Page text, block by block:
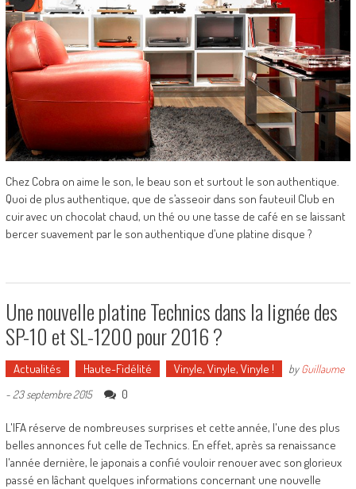
Chez Cobra on aime le son, le beau son et surtout le son authentique.
Quoi de plus authentique, que de s’asseoir dans son fauteuil Club en
cuir avec un chocolat chaud, un thé ou une tasse de café en se laissant
bercer suavement par le son authentique d’une platine disque ?
Une nouvelle platine Technics dans la lignée des
SP-10 et SL-1200 pour 2016 ?
Actualités Haute-Fidélité Vinyle, Vinyle, Vinyle ! byGuillaume
- 23 septembre 2015 0
L'IFA réserve de nombreuses surprises et cette année, l'une des plus
belles annonces fut celle de Technics. En effet, après sa renaissance
l'année dernière, le japonais a confié vouloir renouer avec son glorieux
passé en lâchant quelques informations concernant une nouvelle